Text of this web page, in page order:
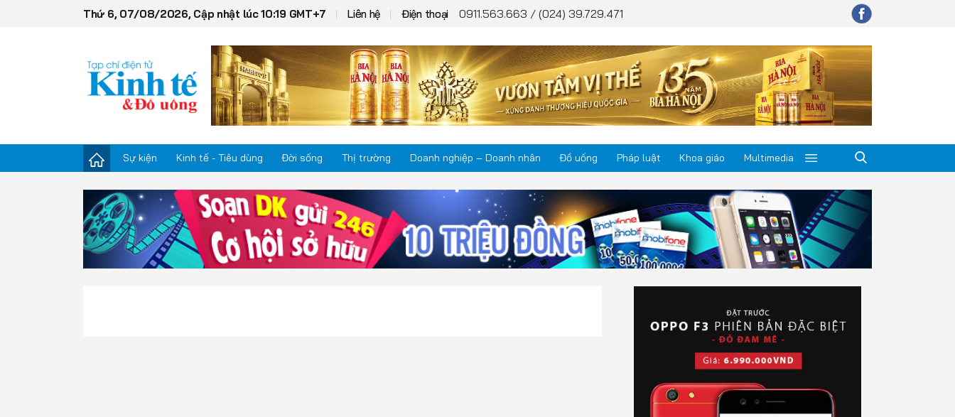
Thứ 6, 07/08/2026, Cập nhật lúc 10:19 GMT+7 Liên hệ Điện thoại 0911.563.663 / (024) 39.729.471
Sự kiện Kinh tế - Tiêu dùng Đời sống Thị trường Doanh nghiệp – Doanh nhân Đồ uống Pháp luật Khoa giáo Multimedia
Kinh tế - Tiêu dùng
Đời sống
Doanh nghiệp – Doanh nhân
Đồ uống
Khoa giáo
Multimedia